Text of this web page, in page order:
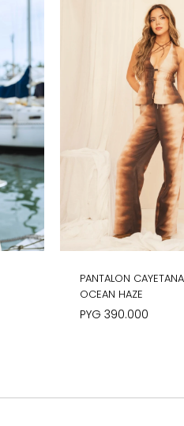
PANTALON
OCEAN HAZE
PYG 390.000